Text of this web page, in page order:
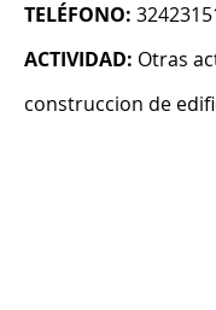
TELÉFONO:
ACTIVIDAD: Otras
construccion de